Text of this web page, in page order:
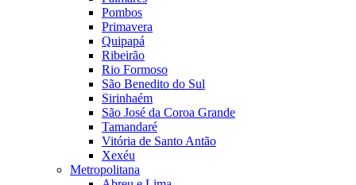
Pombos
Primavera
Quipapá
Ribeirão
Rio Formoso
São Benedito do Sul
Sirinhaém
São José da Coroa Grande
Tamandaré
Vitória de Santo Antão
Xexéu
Metropolitana